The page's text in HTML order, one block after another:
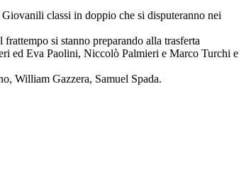
classi in doppio che si disputeranno nei
si stanno preparando alla trasferta
ed Eva Paolini, Niccolò Palmieri e Marco Turchi e
William Gazzera, Samuel Spada.